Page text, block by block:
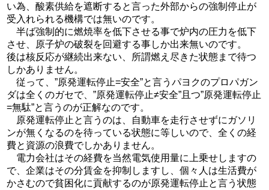
い為、酸素供給を遮断すると言った外部からの強制停止が
受入れられる機構では無いのです。
半ば強制的に燃焼率を低下させる事で炉内の圧力を低下
させ、原子炉の破裂を回避する事しか出来無いのです。
後は核反応が継続出来ない、所謂燃え尽きた状態まで待つ
しかありません。
従って、”原発運転停止=安全”と言うパヨクのプロパガン
ダは全くのガセで、”原発運転停止≠安全”且つ”原発運転停止
=無駄”と言うのが正解なのです。
原発運転停止と言うのは、自動車を走行させずにガソリ
ンが無くなるのを待っている状態に等しいので、全くの経
費と資源の浪費でしかありません。
電力会社はその経費を当然電気使用量に上乗せしますの
で、企業はその分賃金を抑制しますし、個々人は生活費が
かさむので貧困化に貢献するのが原発運転停止と言う状態